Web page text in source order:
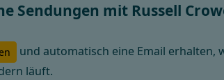
Sendungen mit Russell
und automatisch eine Email erhalten,
läuft.